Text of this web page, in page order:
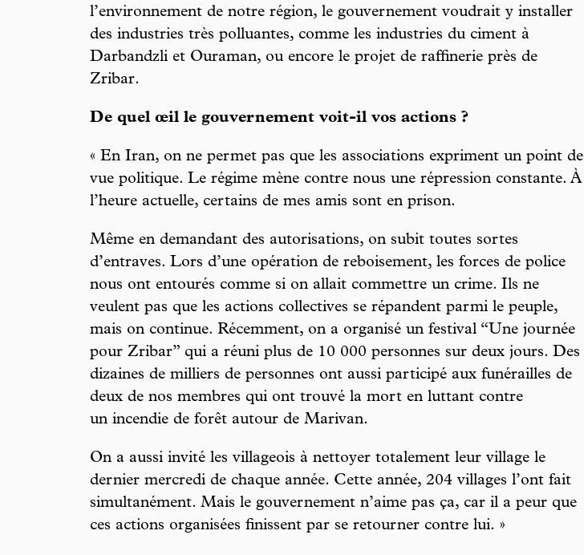
l’environnement de notre région, le gouvernement voudrait y installer
des industries très polluantes, comme les industries du ciment à
Darbandzli et Ouraman, ou encore le projet de raffinerie près de
Zribar.
De quel œil le gouvernement voit-il vos actions ?
« En Iran, on ne permet pas que les associations expriment un point de
vue politique. Le régime mène contre nous une répression constante. À
l’heure actuelle, certains de mes amis sont en prison.
Même en demandant des autorisations, on subit toutes sortes
d’entraves. Lors d’une opération de reboisement, les forces de police
nous ont entourés comme si on allait commettre un crime. Ils ne
veulent pas que les actions collectives se répandent parmi le peuple,
mais on continue. Récemment, on a organisé un festival “Une journée
pour Zribar” qui a réuni plus de 10 000 personnes sur deux jours. Des
dizaines de milliers de personnes ont aussi participé aux funérailles de
deux de nos membres qui ont trouvé la mort en luttant contre
un incendie de forêt autour de Marivan.
On a aussi invité les villageois à nettoyer totalement leur village le
dernier mercredi de chaque année. Cette année, 204 villages l’ont fait
simultanément. Mais le gouvernement n’aime pas ça, car il a peur que
ces actions organisées finissent par se retourner contre lui. »